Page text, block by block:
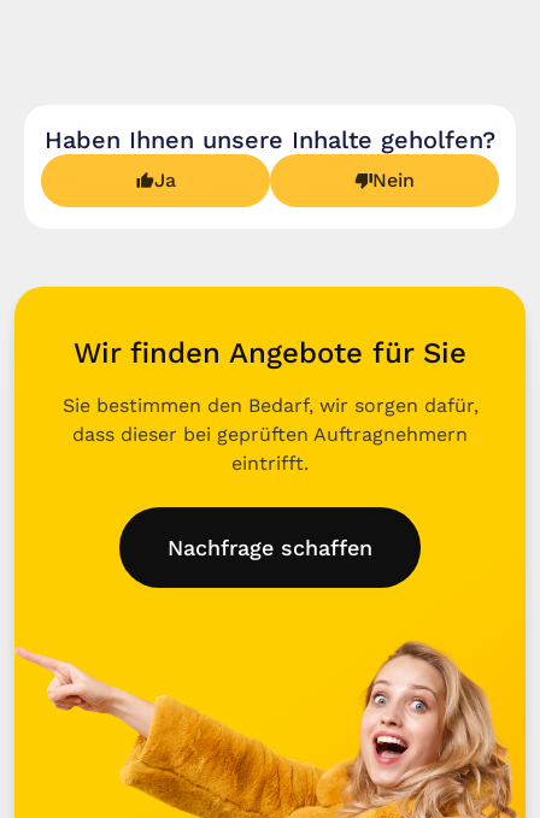
Haben Ihnen unsere Inhalte geholfen?
Ja Nein
Wir finden Angebote für Sie
Sie bestimmen den Bedarf, wir sorgen dafür,
dass dieser bei geprüften Auftragnehmern
eintrifft.
Nachfrage schaffen